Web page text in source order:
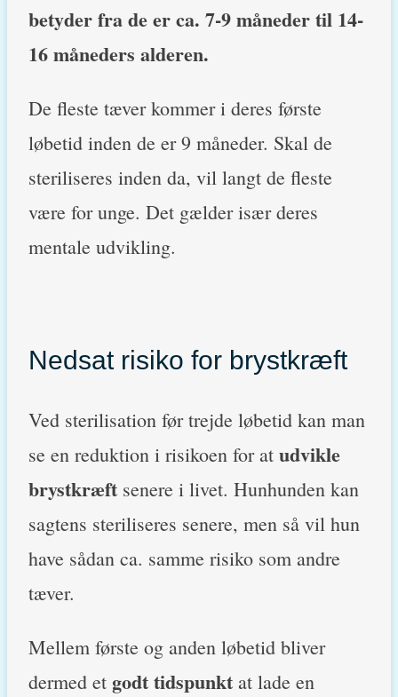
betyder fra de er ca. 7-9 måneder til 14-
16 måneders alderen.
De fleste tæver kommer i deres første
løbetid inden de er 9 måneder. Skal de
steriliseres inden da, vil langt de fleste
være for unge. Det gælder især deres
mentale udvikling.
Nedsat risiko for brystkræft
Ved sterilisation før trejde løbetid kan man
se en reduktion i risikoen for at udvikle
brystkræft senere i livet. Hunhunden kan
sagtens steriliseres senere, men så vil hun
have sådan ca. samme risiko som andre
tæver.
Mellem første og anden løbetid bliver
dermed et godt tidspunkt at lade en